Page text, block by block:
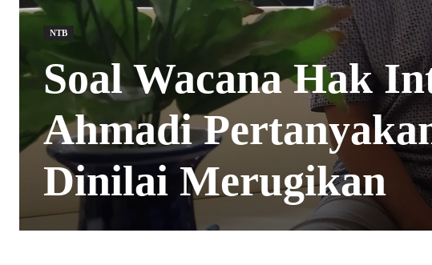
NTB
Soal Wacana Hak
Ahmadi
Dinilai Merugikan